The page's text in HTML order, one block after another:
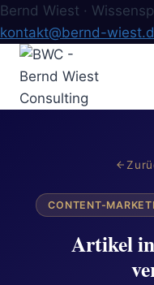
Bernd Wiest ·
kontakt@bernd-
Zum
Inhalt
springen
CONTENT-
Artikel